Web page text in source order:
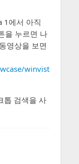
1에서 아직
을 누르면 나
영상을 보면
winvist
톱 검색을 사